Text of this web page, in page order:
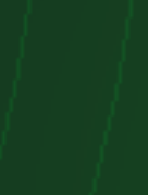
variada de
necesidades
con la calidad y la
precios
compras. ¡Explore